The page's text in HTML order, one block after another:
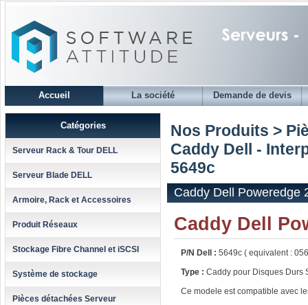
Accueil La société Demande de devis
Catégories
Serveur Rack & Tour DELL
Serveur Blade DELL
Armoire, Rack et Accessoires
Produit Réseaux
Stockage Fibre Channel et iSCSI
Système de stockage
Pièces détachées Serveur
Nos Produits >
Caddy Dell -
5649c
Caddy Dell Poweredge
Caddy Dell
P/N Dell : 5649c ( equivalent :
Type : Caddy pour Disques Durs
Ce modele est compatible avec